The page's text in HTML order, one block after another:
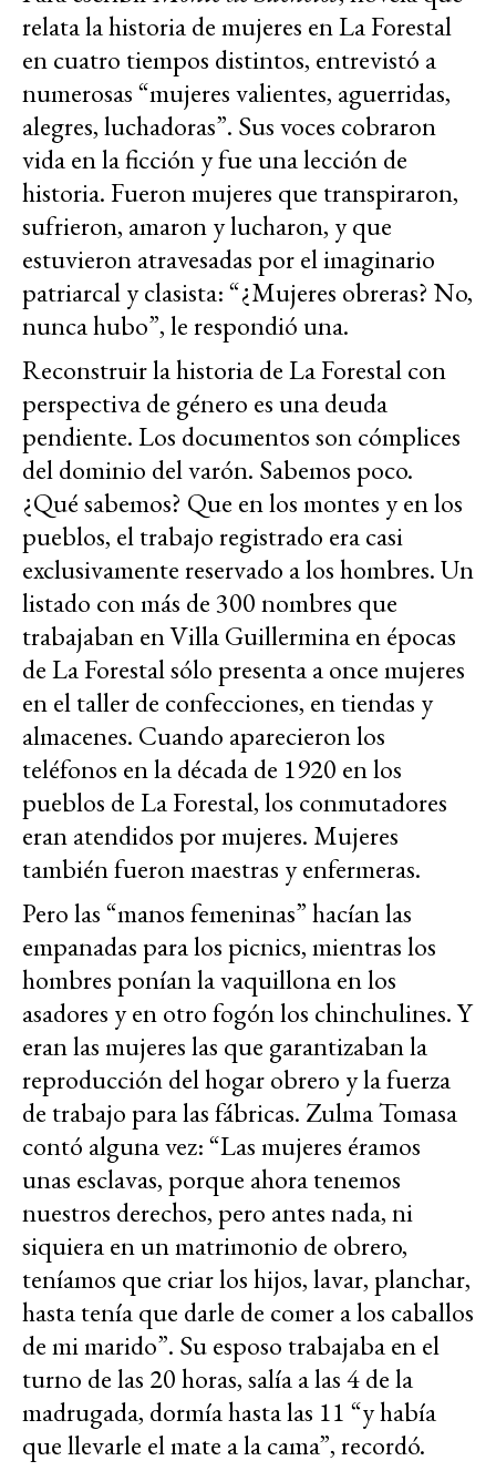
relata la historia de mujeres en La Forestal
en cuatro tiempos distintos, entrevistó a
numerosas “mujeres valientes, aguerridas,
alegres, luchadoras”. Sus voces cobraron
vida en la ficción y fue una lección de
historia. Fueron mujeres que transpiraron,
sufrieron, amaron y lucharon, y que
estuvieron atravesadas por el imaginario
patriarcal y clasista: “¿Mujeres obreras? No,
nunca hubo”, le respondió una.
Reconstruir la historia de La Forestal con
perspectiva de género es una deuda
pendiente. Los documentos son cómplices
del dominio del varón. Sabemos poco.
¿Qué sabemos? Que en los montes y en los
pueblos, el trabajo registrado era casi
exclusivamente reservado a los hombres. Un
listado con más de 300 nombres que
trabajaban en Villa Guillermina en épocas
de La Forestal sólo presenta a once mujeres
en el taller de confecciones, en tiendas y
almacenes. Cuando aparecieron los
teléfonos en la década de 1920 en los
pueblos de La Forestal, los conmutadores
eran atendidos por mujeres. Mujeres
también fueron maestras y enfermeras.
Pero las “manos femeninas” hacían las
empanadas para los picnics, mientras los
hombres ponían la vaquillona en los
asadores y en otro fogón los chinchulines. Y
eran las mujeres las que garantizaban la
reproducción del hogar obrero y la fuerza
de trabajo para las fábricas. Zulma Tomasa
contó alguna vez: “Las mujeres éramos
unas esclavas, porque ahora tenemos
nuestros derechos, pero antes nada, ni
siquiera en un matrimonio de obrero,
teníamos que criar los hijos, lavar, planchar,
hasta tenía que darle de comer a los caballos
de mi marido”. Su esposo trabajaba en el
turno de las 20 horas, salía a las 4 de la
madrugada, dormía hasta las 11 “y había
que llevarle el mate a la cama”, recordó.